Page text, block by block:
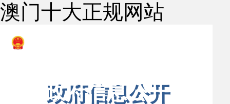
澳门十大正规网站
政府信息公开